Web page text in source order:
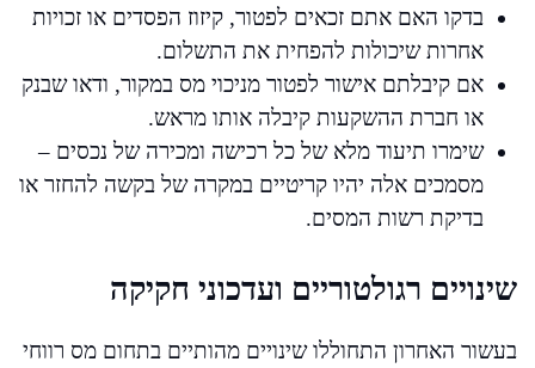
בדקו האם אתם זכאים לפטור, קיזוז הפסדים או זכויות
אחרות שיכולות להפחית את התשלום.
אם קיבלתם אישור לפטור מניכוי מס במקור, ודאו שבנק
או חברת ההשקעות קיבלה אותו מראש.
שימרו תיעוד מלא של כל רכישה ומכירה של נכסים –
מסמכים אלה יהיו קריטיים במקרה של בקשה להחזר או
בדיקת רשות המסים.
שינויים רגולטוריים ועדכוני חקיקה
בעשור האחרון התחוללו שינויים מהותיים בתחום מס רווחי